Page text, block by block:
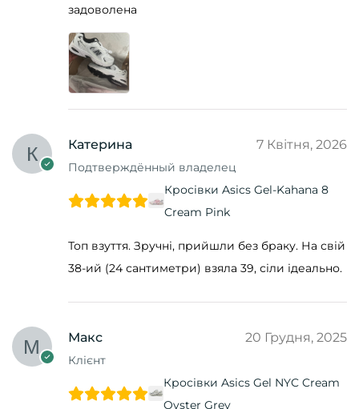
задоволена
Катерина
Подтверждённый владелец
7 Квітня, 2026
Кросівки Asics Gel-Kahana 8
Cream Pink
Топ взуття. Зручні, прийшли без браку. На свій
38-ий (24 сантиметри) взяла 39, сіли ідеально.
Макс
Клієнт
20 Грудня, 2025
Кросівки Asics Gel NYC Cream
Oyster Grey